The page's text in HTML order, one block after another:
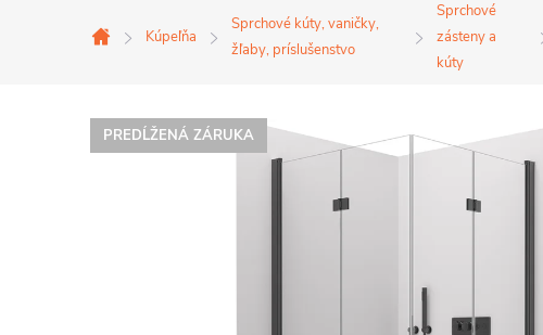
Domov
Kúpeľňa
Sprchové kúty, vaničky,
žľaby, príslušenstvo
Sprchové
zásteny a
kúty
PREDĹŽENÁ ZÁRUKA